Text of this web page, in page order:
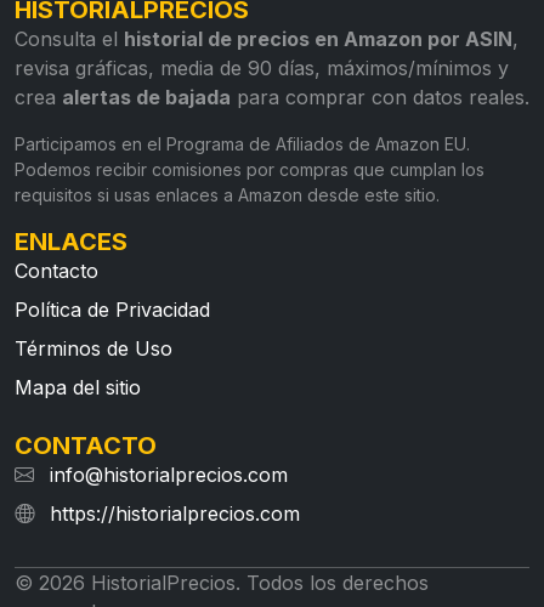
HISTORIALPRECIOS
Consulta el historial de precios en Amazon por ASIN,
revisa gráficas, media de 90 días, máximos/mínimos y
crea alertas de bajada para comprar con datos reales.
Participamos en el Programa de Afiliados de Amazon EU.
Podemos recibir comisiones por compras que cumplan los
requisitos si usas enlaces a Amazon desde este sitio.
ENLACES
Contacto
Política de Privacidad
Términos de Uso
Mapa del sitio
CONTACTO
info@historialprecios.com
https://historialprecios.com
© 2026 HistorialPrecios. Todos los derechos